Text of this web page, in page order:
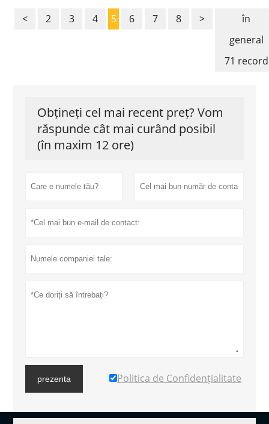
< 2 3 4 5 6 7 8 >
în
general
71 record
Obțineți cel mai recent preț? Vom
răspunde cât mai curând posibil
(în maxim 12 ore)
prezenta Politica de Confidențialitate